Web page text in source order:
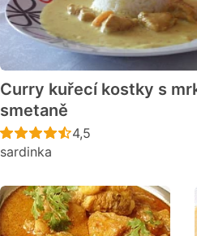
Curry kuřecí kostky s
smetaně
Recept ještě nebyl
4,5
sardinka